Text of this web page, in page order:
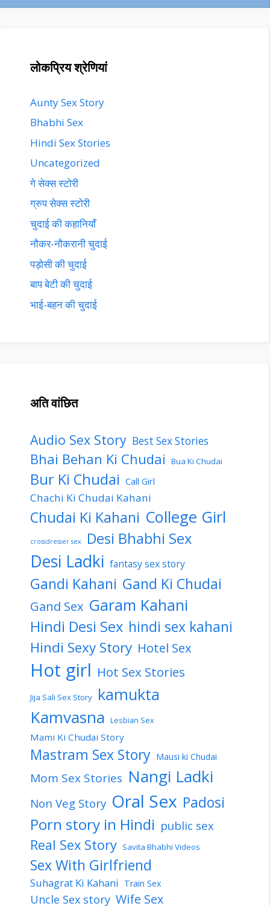
लोकप्रिय श्रेणियां
Aunty Sex Story
Bhabhi Sex
Hindi Sex Stories
Uncategorized
गे सेक्स स्टोरी
ग्रुप सेक्स स्टोरी
चुदाई की कहानियाँ
नौकर-नौकरानी चुदाई
पड़ोसी की चुदाई
बाप बेटी की चुदाई
भाई-बहन की चुदाई
अति वांछित
Audio Sex Story Best Sex Stories
Bhai Behan Ki Chudai Bua Ki Chudai
Bur Ki Chudai Call Girl
Chachi Ki Chudai Kahani
Chudai Ki Kahani College Girl
crossdresser sex Desi Bhabhi Sex
Desi Ladki fantasy sex story
Gandi Kahani Gand Ki Chudai
Gand Sex Garam Kahani
Hindi Desi Sex hindi sex kahani
Hindi Sexy Story Hotel Sex
Hot girl Hot Sex Stories
Jija Sali Sex Story kamukta
Kamvasna Lesbian Sex
Mami Ki Chudai Story
Mastram Sex Story Mausi ki Chudai
Mom Sex Stories Nangi Ladki
Non Veg Story Oral Sex Padosi
Porn story in Hindi public sex
Real Sex Story Savita Bhabhi Videos
Sex With Girlfriend
Suhagrat Ki Kahani Train Sex
Uncle Sex story Wife Sex